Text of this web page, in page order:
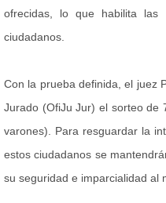
ofrecidas, lo que habilita las
ciudadanos.
Con la prueba definida, el juez
Jurado (OfiJu Jur) el sorteo de
varones). Para resguardar la
estos ciudadanos se
su seguridad e imparcialidad al